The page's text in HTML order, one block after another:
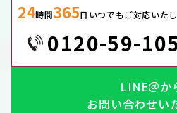
24時間365日いつでもご対応いたし
0120-59-
LINE＠か
お問い合わせい